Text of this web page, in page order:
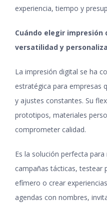
experiencia, tiempo y
Cuándo elegir impresión
versatilidad y
La impresión digital se ha
estratégica para empresas
y ajustes constantes. Su
prototipos, materiales
comprometer calidad.
Es la solución perfecta
campañas tácticas, testear
efímero o crear
agendas con nombres,